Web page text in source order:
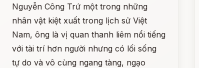
Nguyễn Công Trứ một trong những
nhân vật kiệt xuất trong lịch sử Việt
Nam, ông là vị quan thanh liêm nổi tiếng
với tài trí hơn người nhưng có lối sống
tự do và vô cùng ngang tàng, ngạo